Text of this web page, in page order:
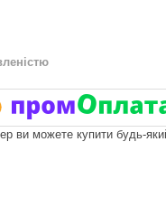
ви можете купити будь-